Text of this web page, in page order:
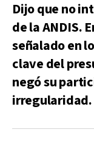
Dijo que no
de la ANDIS.
señalado en
clave del
negó su
irregularidad.